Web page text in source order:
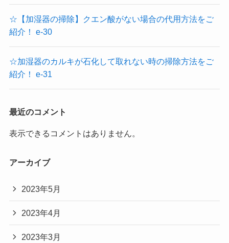
☆【加湿器の掃除】クエン酸がない場合の代用方法をご
紹介！ e-30
☆加湿器のカルキが石化して取れない時の掃除方法をご
紹介！ e-31
最近のコメント
表示できるコメントはありません。
アーカイブ
2023年5月
2023年4月
2023年3月